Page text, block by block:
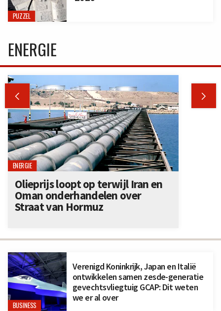
PUZZEL
BUSINESS
Verenigd Koninkrijk, Japan en Italië
ontwikkelen samen zesde-generatie
gevechtsvliegtuig GCAP: Dit weten
we er al over
ENERGIE
 
ENERGIE
Olieprijs loopt op terwijl Iran en
Oman onderhandelen over
Straat van Hormuz